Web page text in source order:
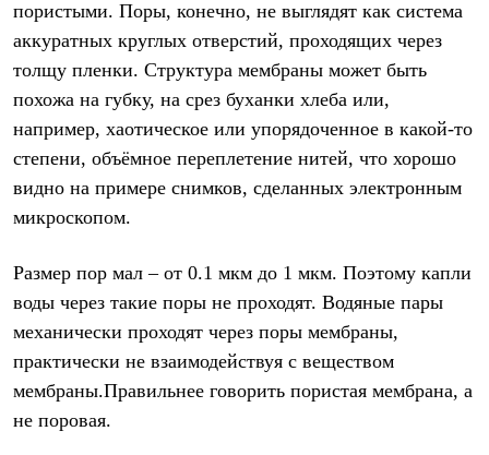
Шорты
Утепленная пухом
Куртки
Утепленная синтетикой
Куртки
Штормовая одежда
Куртки
Брюки
Лёгкая одежда
Футболки
Толстовки
Брюки
Термобелье
Теплое термобелье
пористыми. Поры, конечно, не выглядят как система
аккуратных круглых отверстий, проходящих через
толщу пленки. Структура мембраны может быть
похожа на губку, на срез буханки хлеба или,
например, хаотическое или упорядоченное в какой-то
степени, объёмное переплетение нитей, что хорошо
видно на примере снимков, сделанных электронным
микроскопом.
Размер пор мал – от 0.1 мкм до 1 мкм. Поэтому капли
воды через такие поры не проходят. Водяные пары
механически проходят через поры мембраны,
практически не взаимодействуя с веществом
мембраны.Правильнее говорить пористая мембрана, а
не поровая.